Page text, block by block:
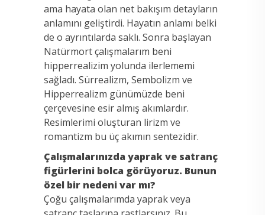
ama hayata olan net bakışım detayların
anlamını geliştirdi. Hayatın anlamı belki
de o ayrıntılarda saklı. Sonra başlayan
Natürmort çalışmalarım beni
hipperrealizim yolunda ilerlememi
sağladı. Sürrealizm, Sembolizm ve
Hipperrealizm günümüzde beni
çerçevesine esir almış akımlardır.
Resimlerimi oluşturan lirizm ve
romantizm bu üç akımın sentezidir.
Çalışmalarınızda yaprak ve satranç
figürlerini bolca görüyoruz. Bunun
özel bir nedeni var mı?
Çoğu çalışmalarımda yaprak veya